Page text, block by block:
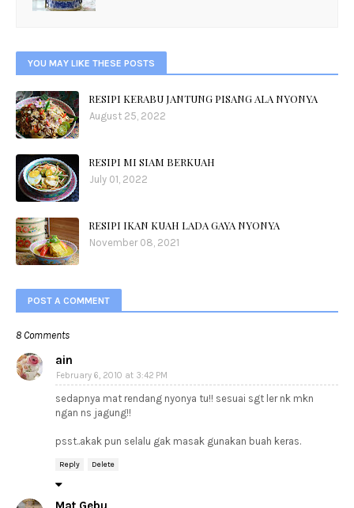
YOU MAY LIKE THESE POSTS
RESIPI KERABU JANTUNG PISANG ALA NYONYA
August 25, 2022
RESIPI MI SIAM BERKUAH
July 01, 2022
RESIPI IKAN KUAH LADA GAYA NYONYA
November 08, 2021
POST A COMMENT
8 Comments
ain
February 6, 2010 at 3:42 PM
sedapnya mat rendang nyonya tu!! sesuai sgt ler nk mkn
ngan ns jagung!!
psst..akak pun selalu gak masak gunakan buah keras.
Reply Delete